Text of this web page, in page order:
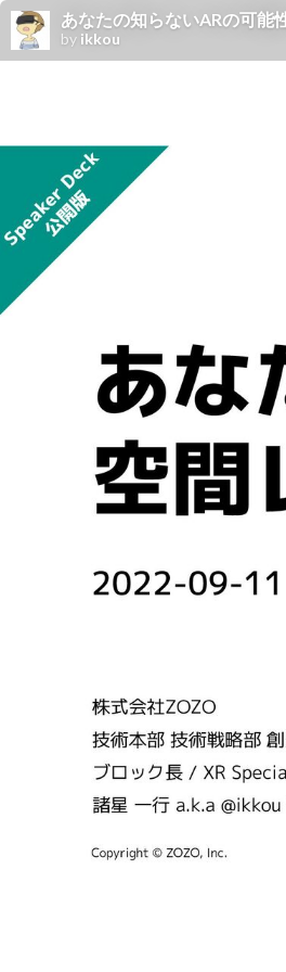
あなたの知らないARの可能
by ikkou